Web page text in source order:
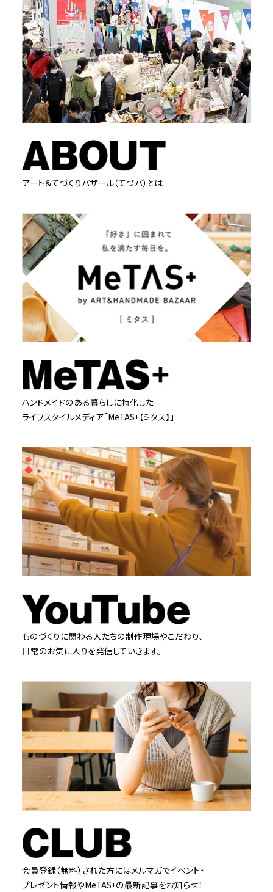
アート＆てづくりバザール（てづバ）とは
ハンドメイドのある暮らしに特化した
ライフスタイルメディア「MeTAS+【ミタス】」
ものづくりに関わる人たちの制作現場やこだわり、
日常のお気に入りを発信していきます。
会員登録（無料）された方にはメルマガでイベント・
プレゼント情報やMeTAS+の最新記事をお知らせ！